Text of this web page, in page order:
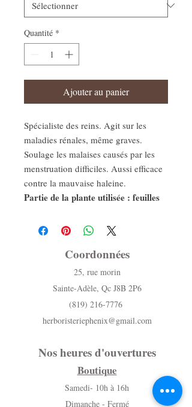
Quantité *
Ajouter au panier
Spécialiste des reins. Agit sur les
maladies rénales, même graves.
Soulage les malaises causés par les
menstruation difficiles. Aussi efficace
contre la mauvaise haleine.
Partie de la plante utilisée : feuilles
Coordonnées
25, rue morin
Sainte-Adèle, Qc J8B 2P6
(819) 216-7776
herboristeriephenix@gmail.com
Nos heures d'ouvertures
Boutique
Samedi- 10h à 16h
Dimanche - Fermé